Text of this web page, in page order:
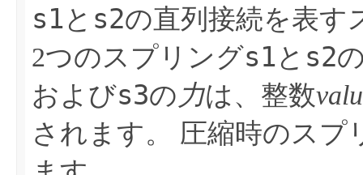
s1と s2の直列接続を表す
2つのスプリングs1と s2
およびs3の 力は、整数
されます。
圧縮時のスプ